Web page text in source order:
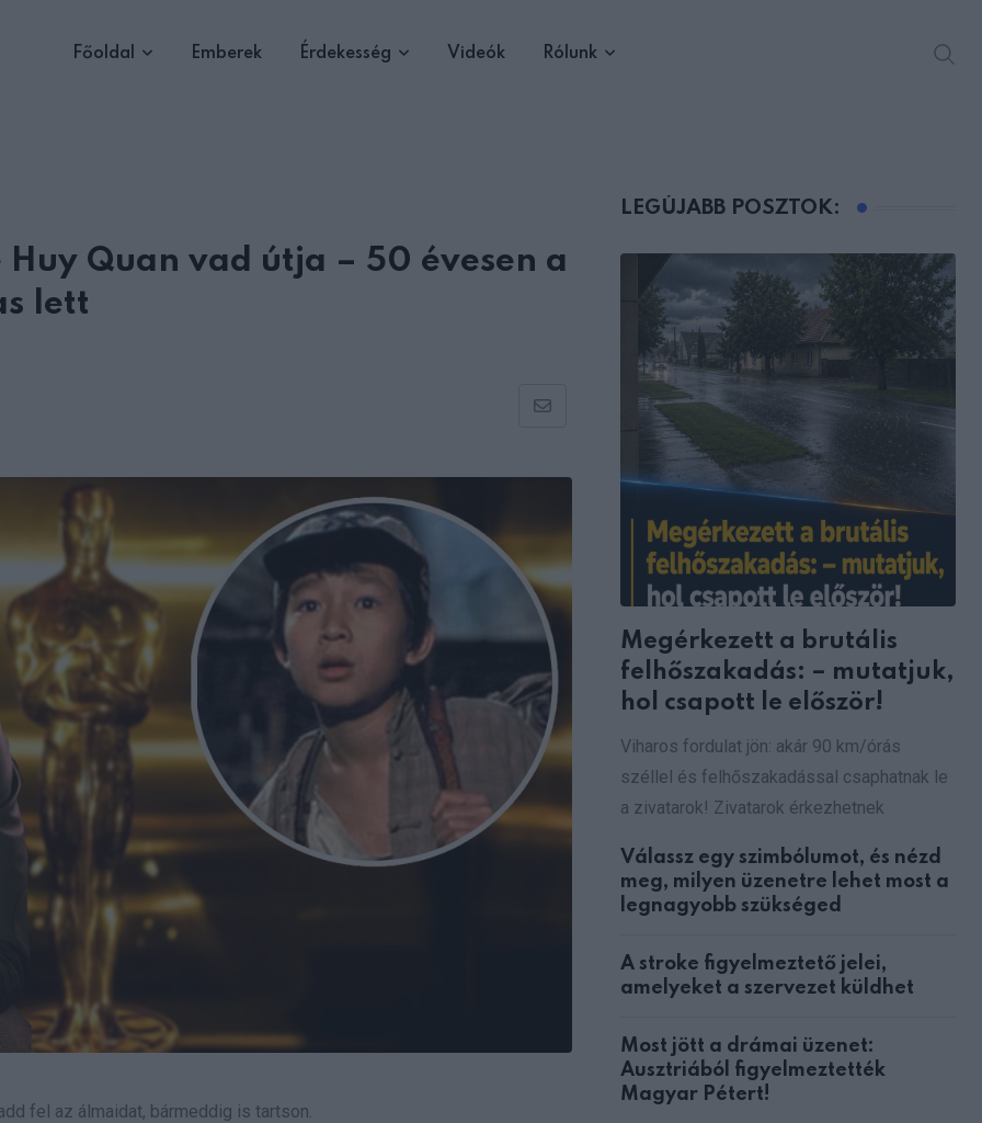
Főoldal Emberek Érdekesség Videók Rólunk
Quan vad útja – 50 évesen a
lett
Share
Email
fel az álmaidat, bármeddig is tartson.
LEGÚJABB POSZTOK:
Megérkezett a brutális
felhőszakadás: – mutatjuk,
hol csapott le először!
Viharos fordulat jön: akár 90 km/órás
széllel és felhőszakadással csaphatnak le
a zivatarok! Zivatarok érkezhetnek
Válassz egy szimbólumot, és nézd
meg, milyen üzenetre lehet most a
legnagyobb szükséged
A stroke figyelmeztető jelei,
amelyeket a szervezet küldhet
Most jött a drámai üzenet:
Ausztriából figyelmeztették
Magyar Pétert!